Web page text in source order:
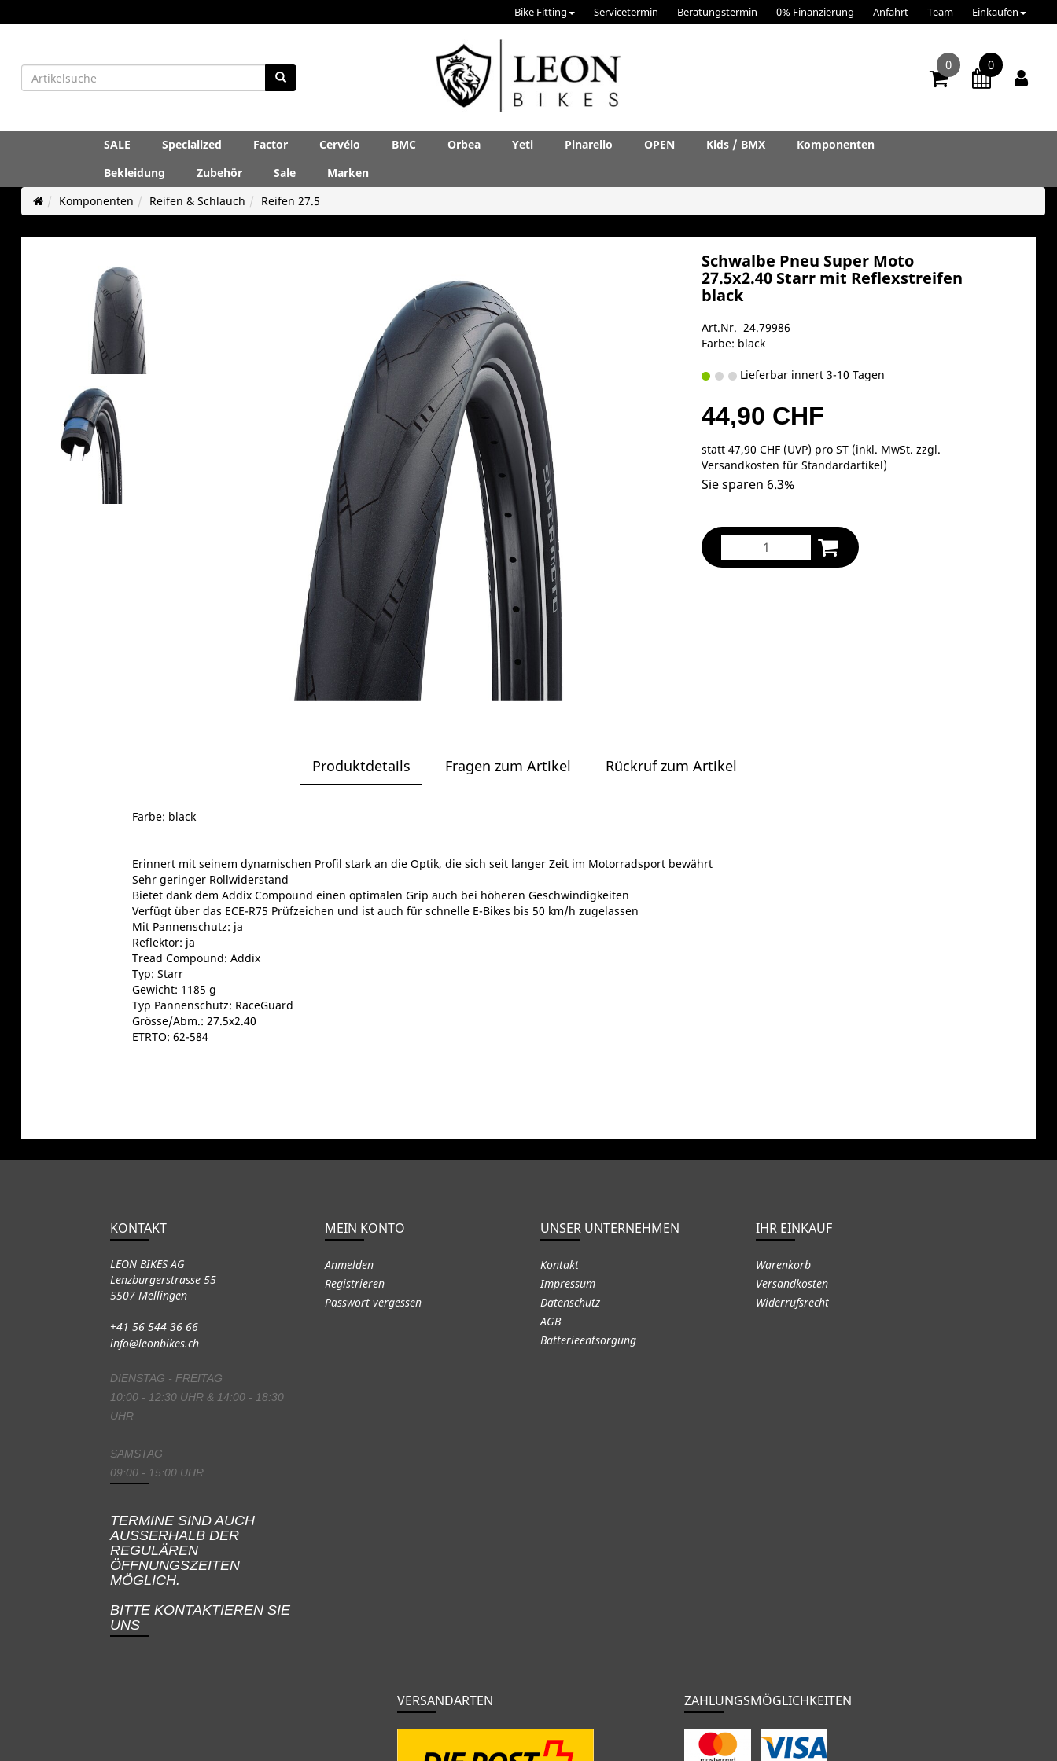
Bike Fitting Servicetermin Beratungstermin 0% Finanzierung Anfahrt Team Einkaufen
0 0
SALE Specialized Factor Cervélo BMC Orbea Yeti Pinarello OPEN Kids / BMX
Komponenten
Bekleidung
Zubehör Sale
Marken
Komponenten
Reifen & Schlauch Reifen 27.5
Schwalbe Pneu Super Moto
27.5x2.40 Starr mit Reflexstreifen
black
Art.Nr. 24.79986
Farbe: black
Lieferbar innert 3-10 Tagen
44,90 CHF
statt47,90 CHF (UVP) pro ST (inkl. MwSt. zzgl.
Versandkosten für Standardartikel)
Sie sparen 6.3%
Produktdetails Fragen zum Artikel Rückruf zum Artikel
Farbe: black
Erinnert mit seinem dynamischen Profil stark an die Optik, die sich seit langer Zeit im Motorradsport bewährt
Sehr geringer Rollwiderstand
Bietet dank dem Addix Compound einen optimalen Grip auch bei höheren Geschwindigkeiten
Verfügt über das ECE-R75 Prüfzeichen und ist auch für schnelle E-Bikes bis 50 km/h zugelassen
Mit Pannenschutz: ja
Reflektor: ja
Tread Compound: Addix
Typ: Starr
Gewicht: 1185 g
Typ Pannenschutz: RaceGuard
Grösse/Abm.: 27.5x2.40
ETRTO: 62-584
KONTAKT
LEON BIKES AG
Lenzburgerstrasse 55
5507 Mellingen
+41 56 544 36 66
info@leonbikes.ch
DIENSTAG - FREITAG
10:00 - 12:30 UHR & 14:00 - 18:30
UHR
SAMSTAG
09:00 - 15:00 UHR
TERMINE SIND AUCH
AUSSERHALB DER
REGULÄREN
ÖFFNUNGSZEITEN
MÖGLICH.
BITTE KONTAKTIEREN SIE
UNS
MEIN KONTO
Anmelden
Registrieren
Passwort vergessen
UNSER UNTERNEHMEN
Kontakt
Impressum
Datenschutz
AGB
Batterieentsorgung
IHR EINKAUF
Warenkorb
Versandkosten
Widerrufsrecht
VERSANDARTEN ZAHLUNGSMÖGLICHKEITEN